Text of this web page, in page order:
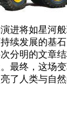
进将如星河
续发展的基
分明的文章
最终，这场变
了人类与自然